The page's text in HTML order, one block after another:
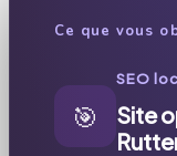
Ce que vous
🎯
SEO
Site